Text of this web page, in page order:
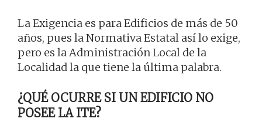
La Exigencia es para Edificios de más de 50
años, pues la Normativa Estatal así lo exige,
pero es la Administración Local de la
Localidad la que tiene la última palabra.
¿QUÉ OCURRE SI UN EDIFICIO NO
POSEE LA ITE?